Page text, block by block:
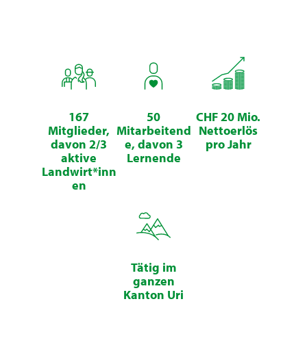
167
Mitglieder,
davon 2/3
aktive
Landwirt*inn
en
50
Mitarbeitend
e, davon 3
Lernende
CHF 20 Mio.
Nettoerlös
pro Jahr
Tätig im
ganzen
Kanton Uri